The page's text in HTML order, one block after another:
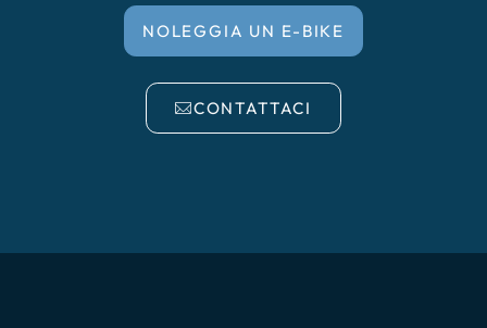
NOLEGGIA UN E-BIKE
CONTATTACI